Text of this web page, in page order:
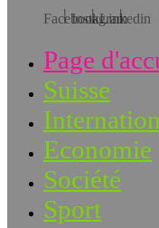
Page
Suisse
Economie
Société
Sport